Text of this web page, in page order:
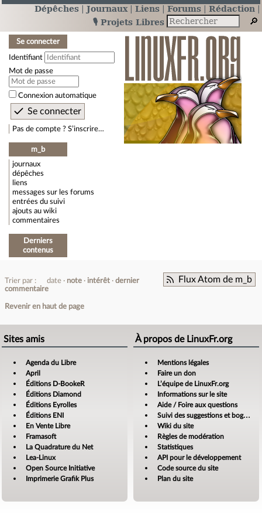
Dépêches Journaux Liens Forums
Rédaction
🎙️ Projets Libres
Se connecter
Identifiant
Mot de passe
Connexion automatique
Pas de compte ? S’inscrire…
m_b
journaux
dépêches
liens
messages sur les forums
entrées du suivi
ajouts au wiki
commentaires
Derniers
contenus
Flux Atom de m_b
Trier par : date note intérêt
dernier
commentaire
Revenir en haut de page
Sites amis
Agenda du Libre
April
Éditions D-BookeR
Éditions Diamond
Éditions Eyrolles
Éditions ENI
En Vente Libre
Framasoft
La Quadrature du Net
Lea-Linux
Open Source Initiative
Imprimerie Grafik Plus
À propos de LinuxFr.org
Mentions légales
Faire un don
L’équipe de LinuxFr.org
Informations sur le site
Aide / Foire aux questions
Suivi des suggestions et bogues
Wiki du site
Règles de modération
Statistiques
API pour le développement
Code source du site
Plan du site